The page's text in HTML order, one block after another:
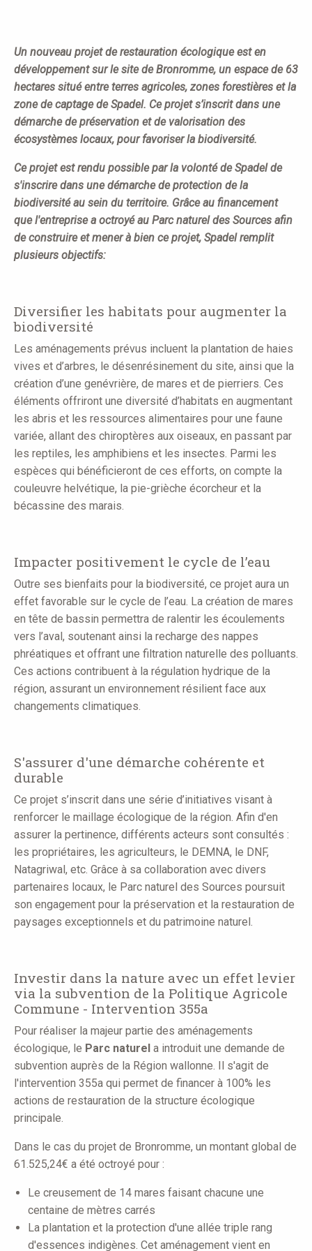
Un nouveau projet de restauration écologique est en
développement sur le site de Bronromme, un espace de 63
hectares situé entre terres agricoles, zones forestières et la
zone de captage de Spadel. Ce projet s’inscrit dans une
démarche de préservation et de valorisation des
écosystèmes locaux, pour favoriser la biodiversité.
Ce projet est rendu possible par la volonté de Spadel de
s'inscrire dans une démarche de protection de la
biodiversité au sein du territoire. Grâce au financement
que l'entreprise a octroyé au Parc naturel des Sources afin
de construire et mener à bien ce projet, Spadel remplit
plusieurs objectifs:
Diversifier les habitats pour augmenter la
biodiversité
Les aménagements prévus incluent la plantation de haies
vives et d’arbres, le désenrésinement du site, ainsi que la
création d’une genévrière, de mares et de pierriers. Ces
éléments offriront une diversité d’habitats en augmentant
les abris et les ressources alimentaires pour une faune
variée, allant des chiroptères aux oiseaux, en passant par
les reptiles, les amphibiens et les insectes. Parmi les
espèces qui bénéficieront de ces efforts, on compte la
couleuvre helvétique, la pie-grièche écorcheur et la
bécassine des marais.
Impacter positivement le cycle de l’eau
Outre ses bienfaits pour la biodiversité, ce projet aura un
effet favorable sur le cycle de l’eau. La création de mares
en tête de bassin permettra de ralentir les écoulements
vers l’aval, soutenant ainsi la recharge des nappes
phréatiques et offrant une filtration naturelle des polluants.
Ces actions contribuent à la régulation hydrique de la
région, assurant un environnement résilient face aux
changements climatiques.
S'assurer d'une démarche cohérente et
durable
Ce projet s’inscrit dans une série d’initiatives visant à
renforcer le maillage écologique de la région. Afin d'en
assurer la pertinence, différents acteurs sont consultés :
les propriétaires, les agriculteurs, le DEMNA, le DNF,
Natagriwal, etc. Grâce à sa collaboration avec divers
partenaires locaux, le Parc naturel des Sources poursuit
son engagement pour la préservation et la restauration de
paysages exceptionnels et du patrimoine naturel.
Investir dans la nature avec un effet levier
via la subvention de la Politique Agricole
Commune - Intervention 355a
Pour réaliser la majeur partie des aménagements
écologique, le Parc naturel a introduit une demande de
subvention auprès de la Région wallonne. Il s'agit de
l'intervention 355a qui permet de financer à 100% les
actions de restauration de la structure écologique
principale.
Dans le cas du projet de Bronromme, un montant global de
61.525,24€ a été octroyé pour :
Le creusement de 14 mares faisant chacune une
centaine de mètres carrés
La plantation et la protection d'une allée triple rang
d'essences indigènes. Cet aménagement vient en